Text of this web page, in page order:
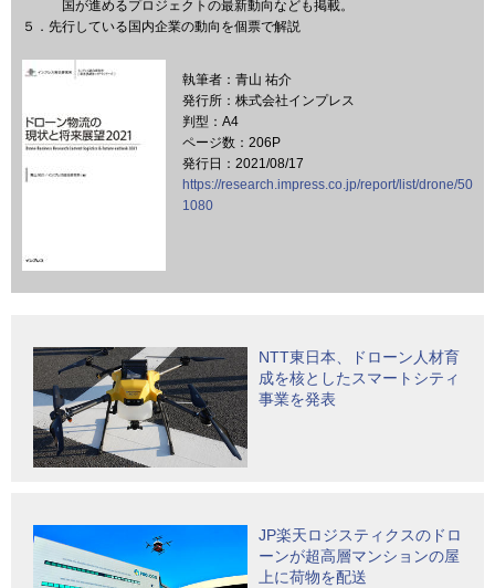
国が進めるプロジェクトの最新動向なども掲載。
５．先行している国内企業の動向を個票で解説
執筆者：青山 祐介
発行所：株式会社インプレス
判型：A4
ページ数：206P
発行日：2021/08/17
https://research.impress.co.jp/report/list/drone/50
1080
NTT東日本、ドローン人材育
成を核としたスマートシティ
事業を発表
JP楽天ロジスティクスのドロ
ーンが超高層マンションの屋
上に荷物を配送